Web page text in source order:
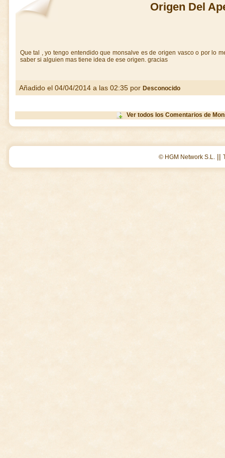
Origen Del
Que tal , yo tengo entendido que monsalve es de origen vasco o por lo
saber si alguien mas tiene idea de ese origen. gracias
Añadido el 04/04/2014 a las 02:35 por Desconocido
Ver todos los Comentarios de
© HGM Network S.L. ||